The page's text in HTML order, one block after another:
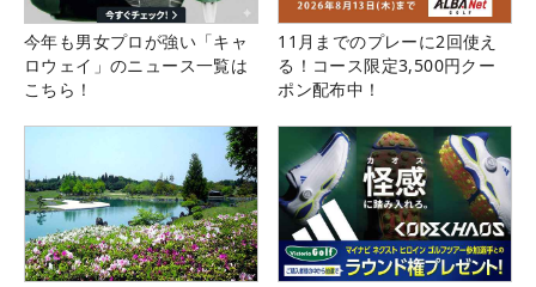
今年も男女プロが強い「キャ
ロウェイ」のニュース一覧は
こちら！
11月までのプレーに2回使え
る！コース限定3,500円クー
ポン配布中！